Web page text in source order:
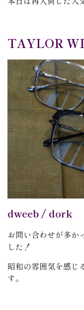
TAYLOR
dweeb / dork
お問い合わせが多か
した！
昭和の雰囲気を感じ
す。